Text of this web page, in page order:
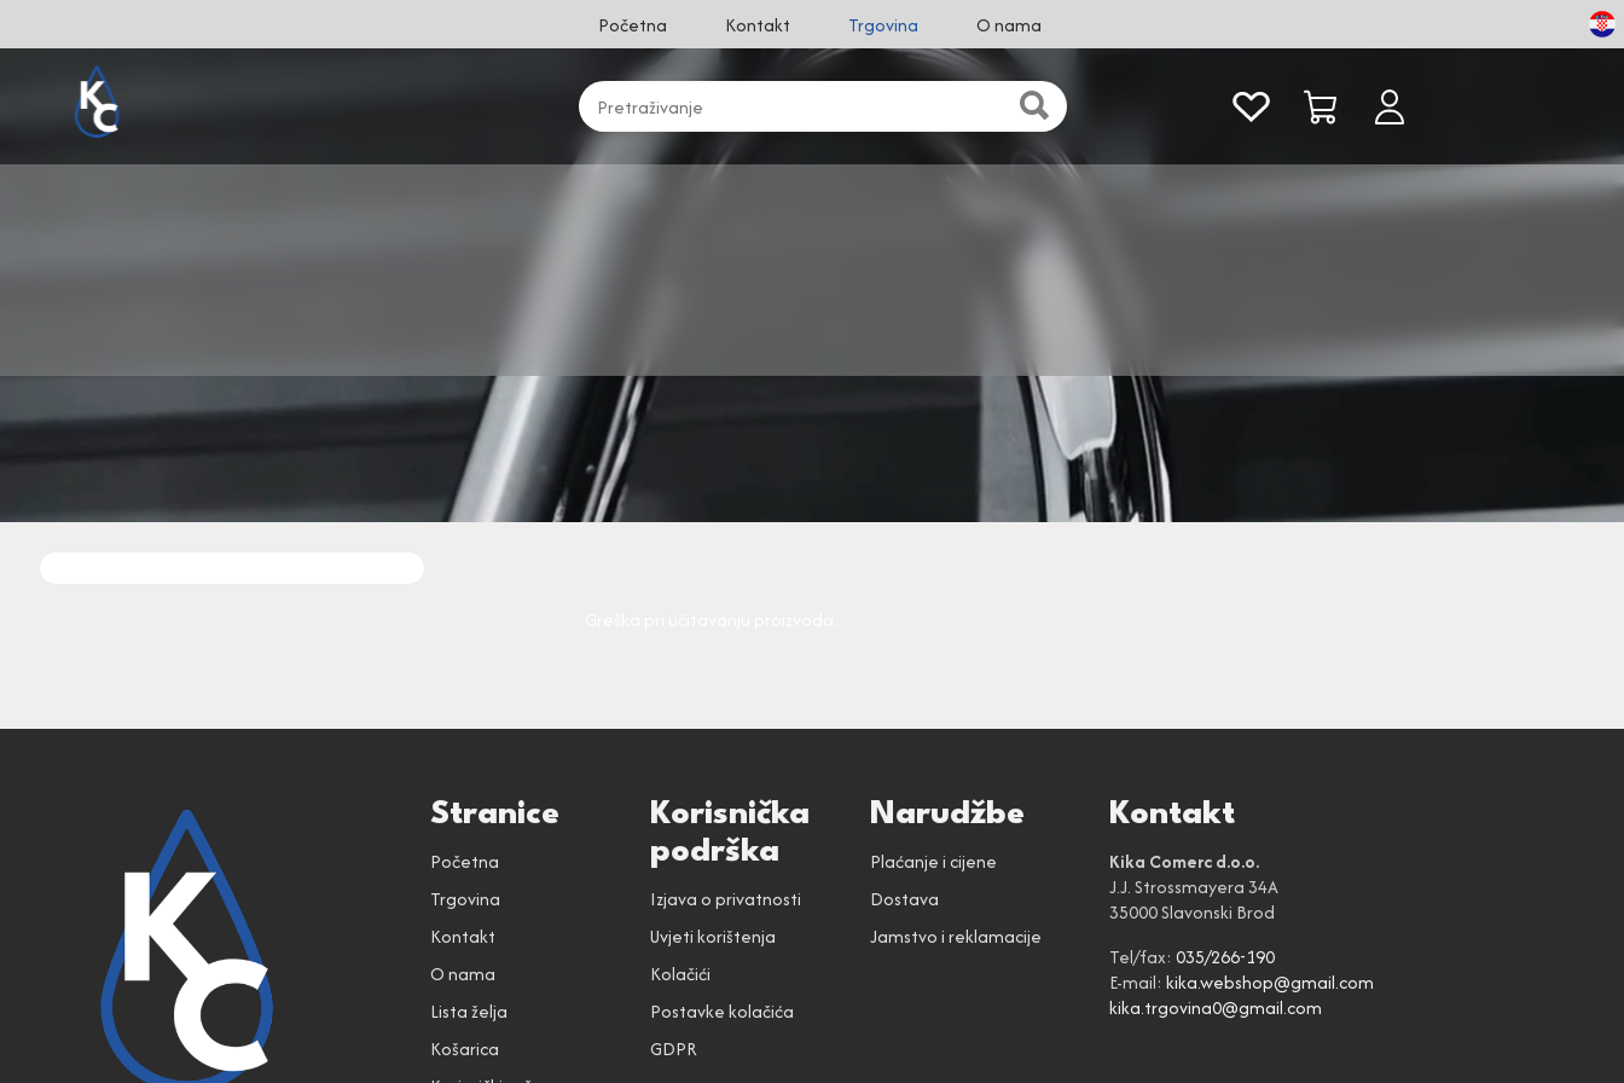
Početna Kontakt Trgovina O nama
Stranice
Početna
Trgovina
Kontakt
O nama
Lista želja
Košarica
Korisnička
podrška
Izjava o privatnosti
Uvjeti korištenja
Kolačići
Postavke kolačića
GDPR
Narudžbe
Plaćanje i cijene
Dostava
Jamstvo i reklamacije
Kontakt
Kika Comerc d.o.o.
J.J. Strossmayera 34A
35000 Slavonski Brod
Tel/fax: 035/266-190
E-mail: kika.webshop@gmail.com
kika.trgovina0@gmail.com